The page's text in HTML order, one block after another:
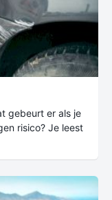
gebeurt er als je
risico? Je leest